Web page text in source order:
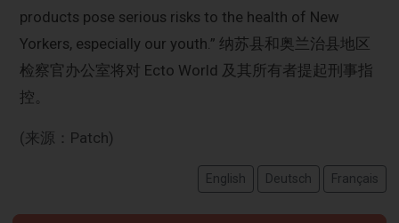
products pose serious risks to the health of New
Yorkers, especially our youth.” 纳苏县和奥兰治县地区
检察官办公室将对 Ecto World 及其所有者提起刑事指
控。
(来源：Patch)
English Deutsch Français